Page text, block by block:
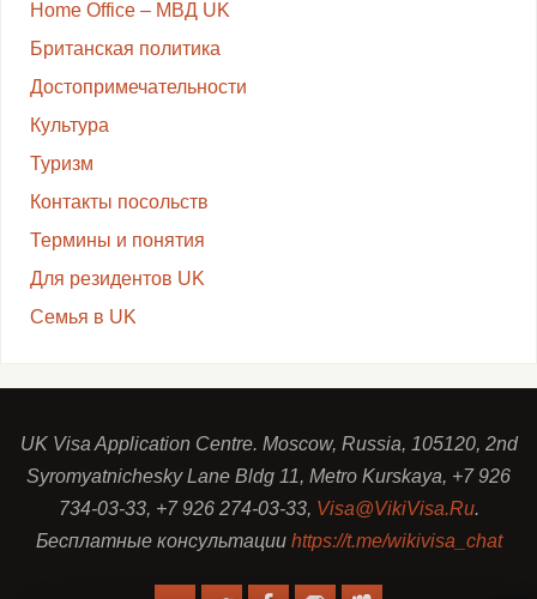
Home Office – МВД UK
Британская политика
Достопримечательности
Культура
Туризм
Контакты посольств
Термины и понятия
Для резидентов UK
Семья в UK
UK Visa Application Centre. Moscow, Russia, 105120, 2nd
Syromyatnichesky Lane Bldg 11, Metro Kurskaya, +7 926
734-03-33, +7 926 274-03-33, Visa@VikiVisa.Ru.
Бесплатные консультации https://t.me/wikivisa_chat